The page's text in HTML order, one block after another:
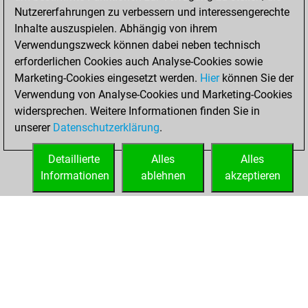
adrian62 1910 1 b
jojolefou 1831 0 w
hgregory 1682 1 b
oletreg 1765 0 w
fritz0 1803 1 b
blackandwhite 1713 0 w
gmenegazzi 1797 0 b
ulrichcone 1589 0 w
ruewe 1843 0 b
1833
docollier 1791 w
holger lorenz 1639 0 b
STARTSEITE ERFOLGE
Nutzererfahrungen zu verbessern und interessengerechte
Inhalte auszuspielen. Abhängig von ihrem
Verwendungszweck können dabei neben technisch
erforderlichen Cookies auch Analyse-Cookies sowie
Marketing-Cookies eingesetzt werden. Hierkönnen Sie der
Verwendung von Analyse-Cookies und Marketing-Cookies
widersprechen. Weitere Informationen finden Sie in
unserer Datenschutzerklärung.
Alles
akzeptieren
Alles
ablehnen
Detaillierte
Informationen